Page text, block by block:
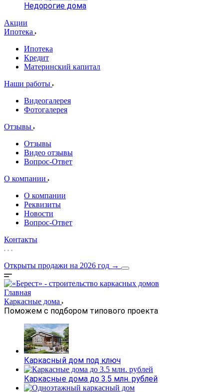
Недорогие дома
Акции
Ипотека
Ипотека
Кредит
Материнский капитал
Наши работы
Видеогалерея
Фотогалерея
Отзывы
Отзывы
Видео отзывы
Вопрос-Ответ
О компании
О компании
Реквизиты
Новости
Вопрос-Ответ
Контакты
Открыты продажи на 2026 год →
Главная
Каркасные дома
Поможем с подбором типового проекта
Каркасный дом под ключ
Каркасные дома до 3.5 млн. рублей